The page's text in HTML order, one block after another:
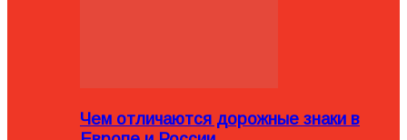
Чем отличаются дорожные знаки в